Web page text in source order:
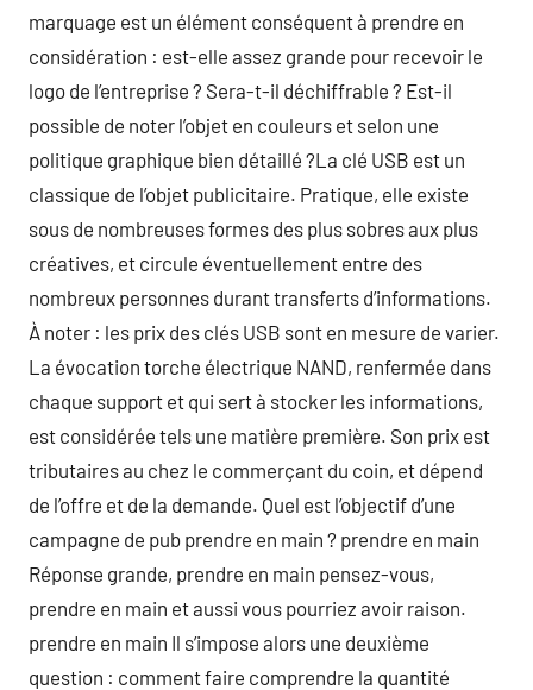
marquage est un élément conséquent à prendre en
considération : est-elle assez grande pour recevoir le
logo de l’entreprise ? Sera-t-il déchiffrable ? Est-il
possible de noter l’objet en couleurs et selon une
politique graphique bien détaillé ?La clé USB est un
classique de l’objet publicitaire. Pratique, elle existe
sous de nombreuses formes des plus sobres aux plus
créatives, et circule éventuellement entre des
nombreux personnes durant transferts d’informations.
À noter : les prix des clés USB sont en mesure de varier.
La évocation torche électrique NAND, renfermée dans
chaque support et qui sert à stocker les informations,
est considérée tels une matière première. Son prix est
tributaires au chez le commerçant du coin, et dépend
de l’offre et de la demande. Quel est l’objectif d’une
campagne de pub prendre en main ? prendre en main
Réponse grande, prendre en main pensez-vous,
prendre en main et aussi vous pourriez avoir raison.
prendre en main Il s’impose alors une deuxième
question : comment faire comprendre la quantité